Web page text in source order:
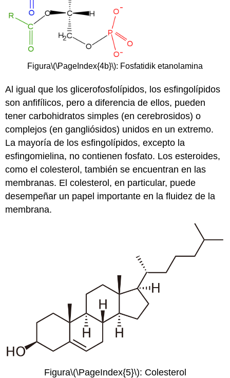
Figura\(\PageIndex{4b}\): Fosfatidik etanolamina
Al igual que los glicerofosfolípidos, los esfingolípidos
son anfifílicos, pero a diferencia de ellos, pueden
tener carbohidratos simples (en cerebrosidos) o
complejos (en gangliósidos) unidos en un extremo.
La mayoría de los esfingolípidos, excepto la
esfingomielina, no contienen fosfato. Los esteroides,
como el colesterol, también se encuentran en las
membranas. El colesterol, en particular, puede
desempeñar un papel importante en la fluidez de la
membrana.
Figura\(\PageIndex{5}\): Colesterol